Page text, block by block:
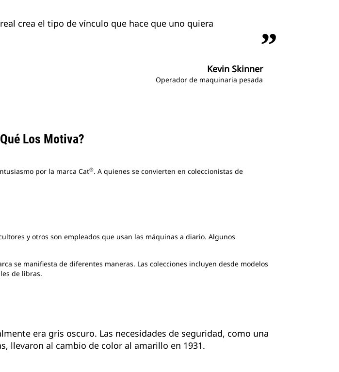
crea el tipo de vínculo que hace que uno quiera
Kevin Skinner
Operador de maquinaria pesada
Los Motiva?
por la marca Cat®. A quienes se convierten en coleccionistas de
y otros son empleados que usan las máquinas a diario. Algunos
se manifiesta de diferentes maneras. Las colecciones incluyen desde modelos
de libras.
era gris oscuro. Las necesidades de seguridad, como una
llevaron al cambio de color al amarillo en 1931.